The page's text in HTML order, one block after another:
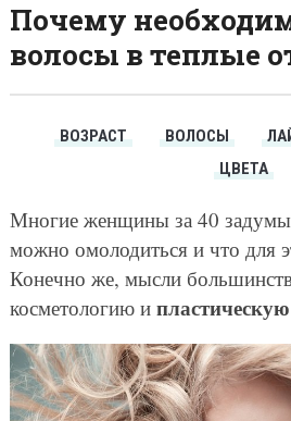
Почему
волосы в теплые
ВОЗРАСТ ВОЛОСЫ
ЦВЕТА
Многие женщины за 40
можно омолодиться и что для
Конечно же, мысли
косметологию и